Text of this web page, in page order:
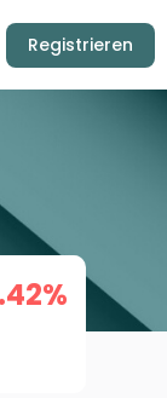
Registrieren